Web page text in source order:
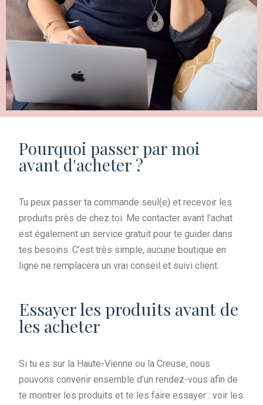
Pourquoi passer par moi
avant d'acheter ?
Tu peux passer ta commande seul(e) et recevoir les
produits près de chez toi. Me contacter avant l’achat
est également un service gratuit pour te guider dans
tes besoins. C’est très simple, aucune boutique en
ligne ne remplacera un vrai conseil et suivi client.
Essayer les produits avant de
les acheter
Si tu es sur la Haute-Vienne ou la Creuse, nous
pouvons convenir ensemble d’un rendez-vous afin de
te montrer les produits et te les faire essayer : voir les